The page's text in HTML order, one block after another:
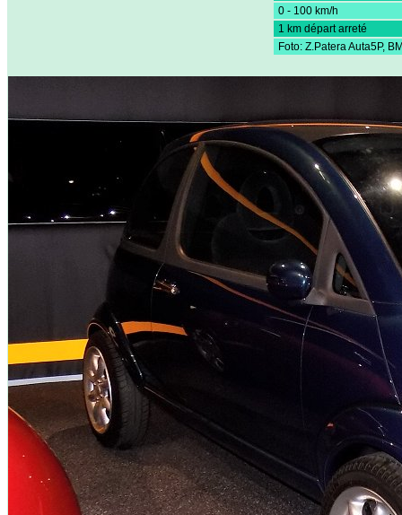
0 - 100 km/h
1 km départ arreté
Foto: Z.Patera Auta5P,